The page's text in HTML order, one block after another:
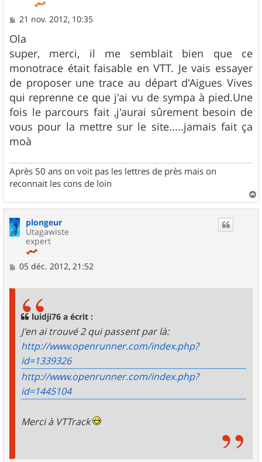
M
s
s
a
g
e
21 nov. 2012, 10:35
Ola
super, merci, il me semblait bien que ce
monotrace était faisable en VTT. Je vais essayer
de proposer une trace au départ d'Aigues Vives
qui reprenne ce que j'ai vu de sympa à pied.Une
fois le parcours fait ,j'aurai sûrement besoin de
vous pour la mettre sur le site.....jamais fait ça
moà
Après 50 ans on voit pas les lettres de près mais on
reconnait les cons de loin
a
plongeur
Utagawiste
expert
M
05 déc. 2012, 21:52
luidji76 a écrit :
J'en ai trouvé 2 qui passent par là:
http://www.openrunner.com/index.php?
id=1339326
http://www.openrunner.com/index.php?
id=1445104
Merci à VTTrack